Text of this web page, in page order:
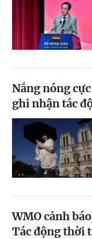
Nắng nóng
ghi nhận tác
WMO cảnh
Tác động thời